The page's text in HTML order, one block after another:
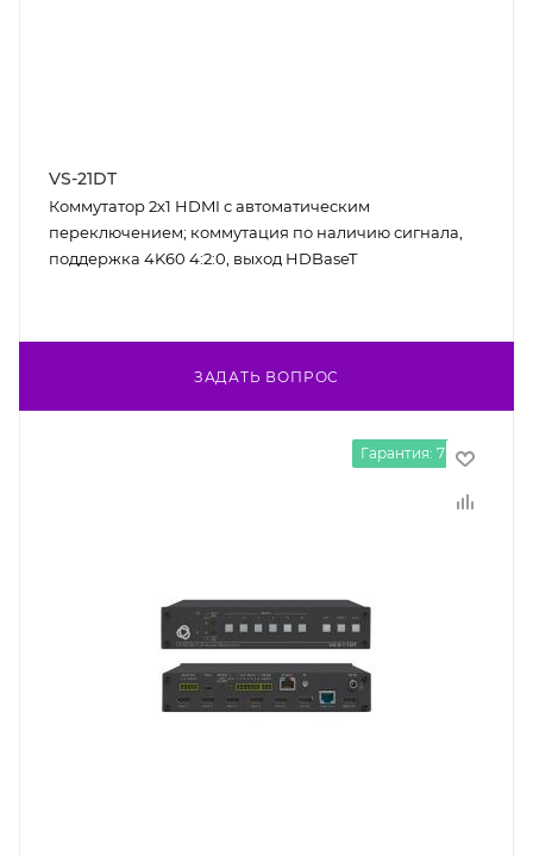
VS-21DT
Коммутатор 2х1 HDMI с автоматическим
переключением; коммутация по наличию сигнала,
поддержка 4K60 4:2:0, выход HDBaseT
ЗАДАТЬ ВОПРОС
Гарантия: 7 лет